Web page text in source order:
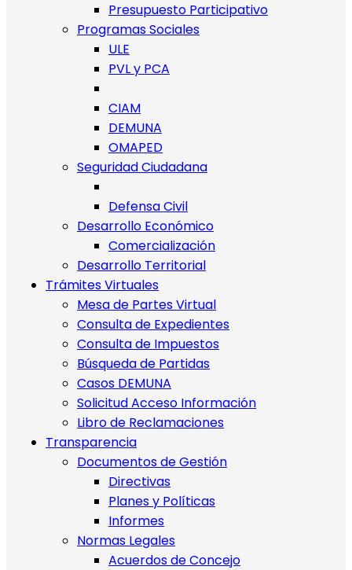
Presupuesto Participativo
Programas Sociales
ULE
PVL y PCA
CIAM
DEMUNA
OMAPED
Seguridad Ciudadana
Defensa Civil
Desarrollo Económico
Comercialización
Desarrollo Territorial
Trámites Virtuales
Mesa de Partes Virtual
Consulta de Expedientes
Consulta de Impuestos
Búsqueda de Partidas
Casos DEMUNA
Solicitud Acceso Información
Libro de Reclamaciones
Transparencia
Documentos de Gestión
Directivas
Planes y Políticas
Informes
Normas Legales
Acuerdos de Concejo